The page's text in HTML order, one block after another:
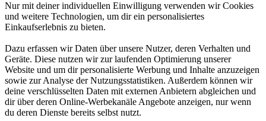
Nur mit deiner individuellen Einwilligung verwenden wir Cookies
und weitere Technologien, um dir ein personalisiertes
Einkaufserlebnis zu bieten.
Dazu erfassen wir Daten über unsere Nutzer, deren Verhalten und
Geräte. Diese nutzen wir zur laufenden Optimierung unserer
Website und um dir personalisierte Werbung und Inhalte anzuzeigen
sowie zur Analyse der Nutzungsstatistiken. Außerdem können wir
deine verschlüsselten Daten mit externen Anbietern abgleichen und
dir über deren Online-Werbekanäle Angebote anzeigen, nur wenn
du deren Dienste bereits selbst nutzt.